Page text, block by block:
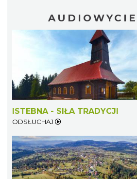
ISTEBNA - SIŁA TRADYCJI
ODSŁUCHAJ